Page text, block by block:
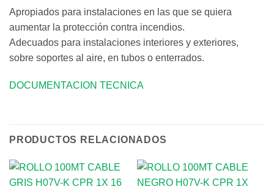
Apropiados para instalaciones en las que se quiera
aumentar la protección contra incendios.
Adecuados para instalaciones interiores y exteriores,
sobre soportes al aire, en tubos o enterrados.
DOCUMENTACION TECNICA
PRODUCTOS RELACIONADOS